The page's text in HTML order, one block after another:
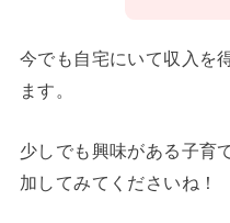
今でも自宅にいて収入を
ます。
少しでも興味がある子育
加してみてくださいね！